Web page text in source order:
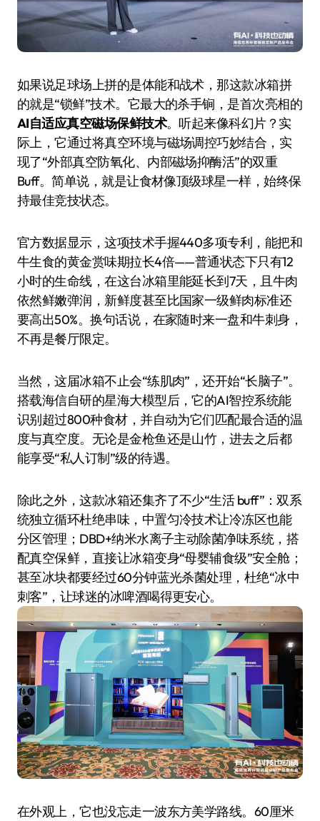
如果说足球场上拼的是体能和战术，那这款冰箱拼
的就是“锁鲜”技术。它最大的杀手锏，是首次亮相的
AI自适应真空磁场保鲜技术。听起来像科幻片？实
际上，它通过将真空环境与磁场调控巧妙结合，实
现了“外部真空防氧化、内部磁场抑酶活”的双重
Buff。简单说，就是让食材像顶级球星一样，始终保
持最佳竞技状态。
官方数据显示，这项技术手握440多项专利，能把和
牛生食的黄金赏味期拉长4倍——普通状态下只有12
小时的生命线，在这台冰箱里能延长到7天，且牛肉
依然鲜嫩弹润，新鲜度甚至比国家一级鲜肉标准还
要高出50%。换句话说，在家随时来一盘和牛刺身，
不再是餐厅限定。
当然，这届冰箱不止会“练肌肉”，还开始“长脑子”。
搭载海信自研的星海大模型后，它的AI智控系统能
识别超过800种食材，并自动为它们匹配最合适的温
度与真空度。无论是金枪鱼还是山竹，进去之后都
能享受“私人订制”级的待遇。
除此之外，这款冰箱还集齐了不少“生活 buff”：双系
统独立循环杜绝串味，中置匀冷技术让冷冻区也能
分区管理；DBD+纳米水离子主动除菌净味系统，搭
配真空保鲜，直接让冰箱变身“母婴辅食级”安全舱；
甚至冰块都要经过60分钟蓝光杀菌处理，杜绝“冰中
刺客”，让球迷的冰啤酒喝得更安心。
在外观上，它也没忘走一波东方美学路线。60厘米